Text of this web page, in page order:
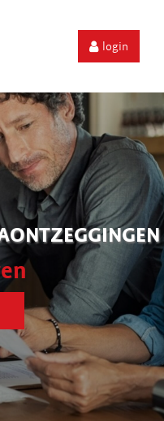
login